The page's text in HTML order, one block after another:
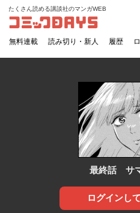
コミックDAYS
たくさん読める講談社のマンガWEB
無料連載 読み切り・新人 履歴
最終話 サ
ログインし